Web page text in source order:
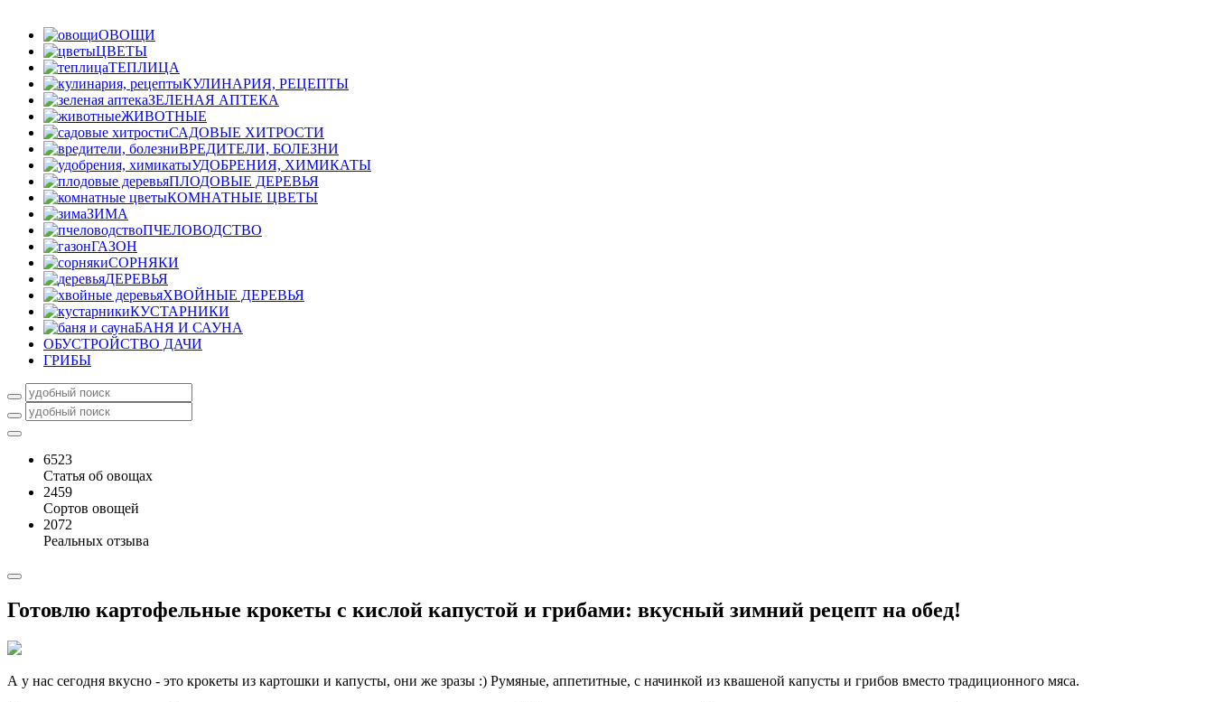
ОВОЩИ
ЦВЕТЫ
ТЕПЛИЦА
КУЛИНАРИЯ, РЕЦЕПТЫ
ЗЕЛЕНАЯ АПТЕКА
ЖИВОТНЫЕ
САДОВЫЕ ХИТРОСТИ
ВРЕДИТЕЛИ, БОЛЕЗНИ
УДОБРЕНИЯ, ХИМИКАТЫ
ПЛОДОВЫЕ ДЕРЕВЬЯ
КОМНАТНЫЕ ЦВЕТЫ
ЗИМА
ПЧЕЛОВОДСТВО
ГАЗОН
СОРНЯКИ
ДЕРЕВЬЯ
ХВОЙНЫЕ ДЕРЕВЬЯ
КУСТАРНИКИ
БАНЯ И САУНА
ОБУСТРОЙСТВО ДАЧИ
ГРИБЫ
6523
Статья об овощах
2459
Сортов овощей
2072
Реальных отзыва
Готовлю картофельные крокеты с кислой капустой и грибами: вкусный зимний рецепт на обед!
А у нас сегодня вкусно - это крокеты из картошки и капусты, они же зразы :) Румяные, аппетитные, с начинкой из квашеной капусты и грибов вместо традиционного мяса.